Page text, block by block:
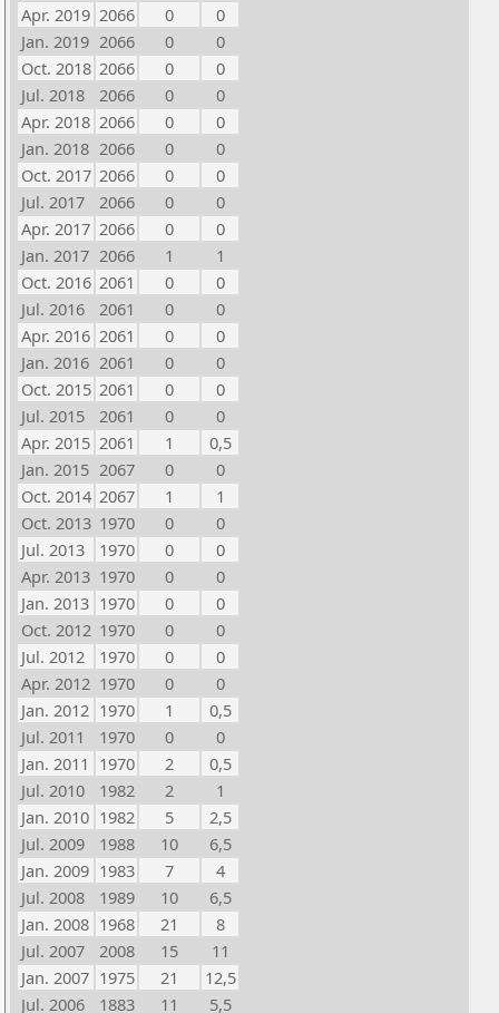
Apr. 2019 2066 0
0
Jan. 2019 2066 0
0
Oct. 2018 2066 0
0
Jul. 2018
2066 0
0
Apr. 2018 2066 0
0
Jan. 2018 2066 0
0
Oct. 2017 2066 0
0
Jul. 2017
2066 0
0
Apr. 2017 2066 0
0
Jan. 2017 2066 1
1
Oct. 2016 2061 0
0
Jul. 2016
2061 0
0
Apr. 2016 2061 0
0
Jan. 2016 2061 0
0
Oct. 2015 2061 0
0
Jul. 2015
2061 0
0
Apr. 2015 2061 1
0,5
Jan. 2015 2067 0
0
Oct. 2014 2067 1
1
Oct. 2013 1970 0
0
Jul. 2013
1970 0
0
Apr. 2013 1970 0
0
Jan. 2013 1970 0
0
Oct. 2012 1970 0
0
Jul. 2012
1970 0
0
Apr. 2012 1970 0
0
Jan. 2012 1970 1
0,5
Jul. 2011
1970 0
0
Jan. 2011 1970 2
0,5
Jul. 2010
1982 2
1
Jan. 2010 1982 5
2,5
Jul. 2009
1988 10
6,5
Jan. 2009 1983 7
4
Jul. 2008
1989 10
6,5
Jan. 2008 1968 21
8
Jul. 2007
2008 15
11
Jan. 2007 1975 21
12,5
Jul. 2006
1883 11 5,5